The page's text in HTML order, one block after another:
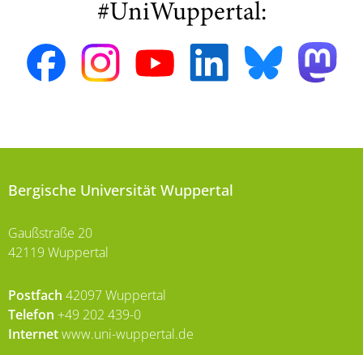
#UniWuppertal:
Bergische Universität Wuppertal
Gaußstraße 20
42119 Wuppertal
Postfach 42097 Wuppertal
Telefon +49 202 439-0
Internetwww.uni-wuppertal.de